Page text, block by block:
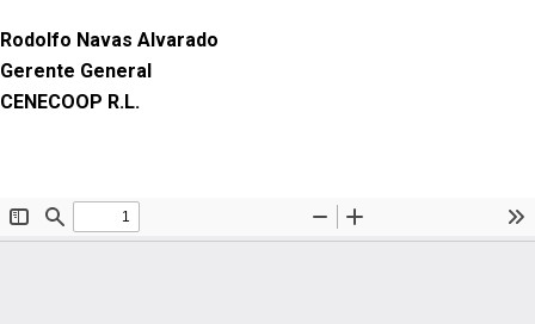
Rodolfo Navas Alvarado
Gerente General
CENECOOP R.L.